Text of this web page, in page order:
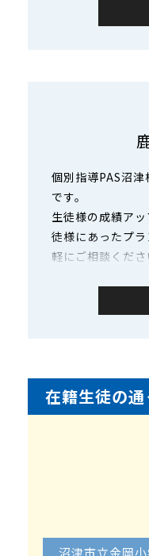
個別指導PAS沼
です。
生徒様の成績ア
徒様にあったプ
軽にご相談くだ
在籍生徒の
沼津市立金岡